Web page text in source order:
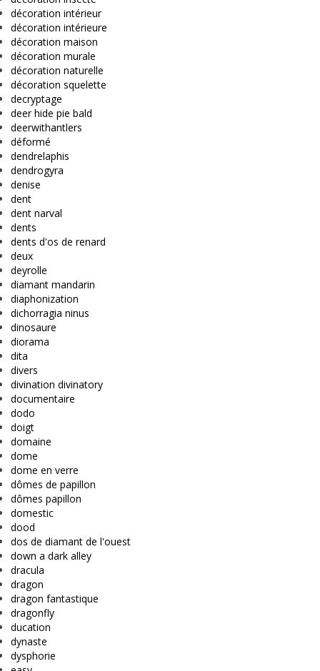
décoration intérieur
décoration intérieure
décoration maison
décoration murale
décoration naturelle
décoration squelette
decryptage
deer hide pie bald
deerwithantlers
déformé
dendrelaphis
dendrogyra
denise
dent
dent narval
dents
dents d'os de renard
deux
deyrolle
diamant mandarin
diaphonization
dichorragia ninus
dinosaure
diorama
dita
divers
divination divinatory
documentaire
dodo
doigt
domaine
dome
dome en verre
dômes de papillon
dômes papillon
domestic
dood
dos de diamant de l'ouest
down a dark alley
dracula
dragon
dragon fantastique
dragonfly
ducation
dynaste
dysphorie